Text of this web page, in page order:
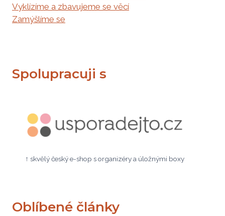
Vyklízíme a zbavujeme se věcí
Zamýšlíme se
Spolupracuji s
↑ skvělý český e-shop s organizéry a úložnými boxy
Oblíbené články